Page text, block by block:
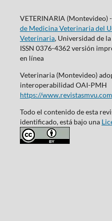
VETERINARIA (Montevideo)
de Medicina Veterinaria del
Veterinaria, Universidad de
ISSN 0376-4362 versión
en línea
Veterinaria (Montevideo)
interoperabilidad OAI-PMH
https://
Todo el contenido de esta
identificado, está bajo una